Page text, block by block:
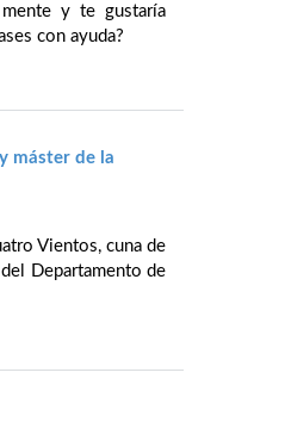
y te gustaría
con ayuda?
máster de la
Vientos, cuna de
Departamento de